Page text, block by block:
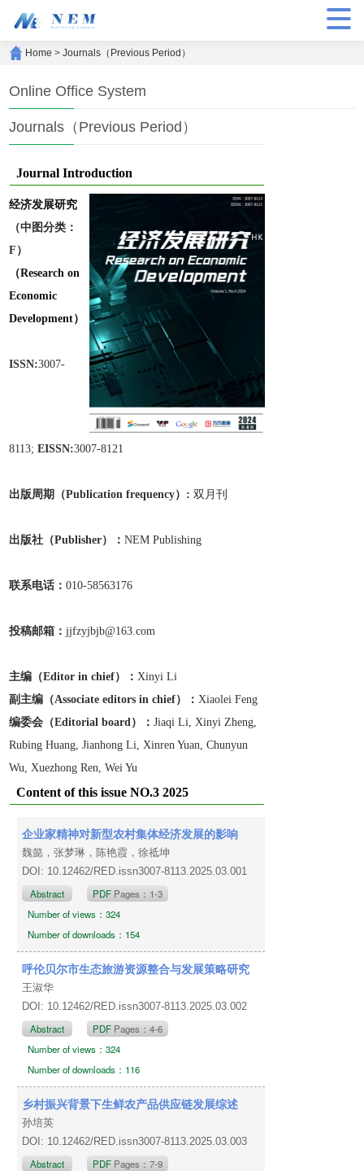
Home >Journals（Previous Period）
Online Office System
Journals（Previous Period）
Journal Introduction
经济发展研究
（中图分类：
F）
（Research on
Economic
Development）
ISSN:3007-
8113; EISSN:3007-8121
出版周期（Publication frequency）:双月刊
出版社 （Publisher）：NEM Publishing
联系电话：010-58563176
投稿邮箱：jjfzyjbjb@163.com
主编（Editor in chief）： Xinyi Li
副主编 （Associate editors in chief） ： Xiaolei Feng
编委会（Editorial board）：Jiaqi Li, Xinyi Zheng,
Rubing Huang, Jianhong Li, Xinren Yuan, Chunyun
Wu, Xuezhong Ren, Wei Yu
Content of this issue NO.3 2025
企业家精神对新型农村集体经济发展的影响
魏懿，张梦琳，陈艳霞，徐祗坤
DOI: 10.12462/RED.issn3007-8113.2025.03.001
Abstract PDF Pages：1-3
Number of views：324
Number of downloads：154
呼伦贝尔市生态旅游资源整合与发展策略研究
王淑华
DOI: 10.12462/RED.issn3007-8113.2025.03.002
Abstract PDF Pages：4-6
Number of views：324
Number of downloads：116
乡村振兴背景下生鲜农产品供应链发展综述
孙培英
DOI: 10.12462/RED.issn3007-8113.2025.03.003
Abstract PDF Pages：7-9